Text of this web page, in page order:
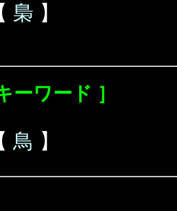
梟 】
ーワード ］
鳥 】